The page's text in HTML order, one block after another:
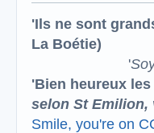
'Ils ne sont
La Boétie)
'
'Bien heureux
selon St Emilion,
Smile, you're on